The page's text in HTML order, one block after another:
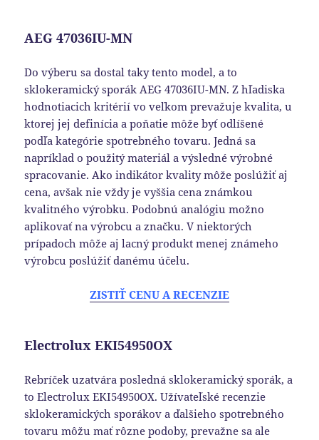
AEG 47036IU-MN
Do výberu sa dostal taky tento model, a to
sklokeramický sporák AEG 47036IU-MN. Z hľadiska
hodnotiacich kritérií vo veľkom prevažuje kvalita, u
ktorej jej definícia a poňatie môže byť odlíšené
podľa kategórie spotrebného tovaru. Jedná sa
napríklad o použitý materiál a výsledné výrobné
spracovanie. Ako indikátor kvality môže poslúžiť aj
cena, avšak nie vždy je vyššia cena známkou
kvalitného výrobku. Podobnú analógiu možno
aplikovať na výrobcu a značku. V niektorých
prípadoch môže aj lacný produkt menej známeho
výrobcu poslúžiť danému účelu.
ZISTIŤ CENU A RECENZIE
Electrolux EKI54950OX
Rebríček uzatvára posledná sklokeramický sporák, a
to Electrolux EKI54950OX. Užívateľské recenzie
sklokeramických sporákov a ďalšieho spotrebného
tovaru môžu mať rôzne podoby, prevažne sa ale